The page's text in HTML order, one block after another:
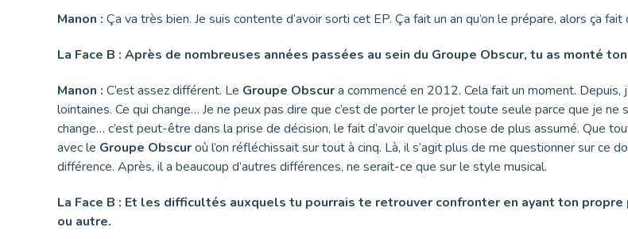
Manon : Ça va très bien. Je suis contente d’avoir sorti cet EP. Ça fait un an qu’on le prépare, alors ça
La Face B : Après de nombreuses années passées au sein du Groupe Obscur, tu as monté
Manon : C’est assez différent. Le Groupe Obscura commencé en 2012. Cela fait un moment. Depuis,
lointaines. Ce qui change… Je ne peux pas dire que c’est de porter le projet toute seule parce que je ne
change… c’est peut-être dans la prise de décision, le fait d’avoir quelque chose de plus assumé. Que
avec le Groupe Obscuroù l’on réfléchissait sur tout à cinq. Là, il s’agit plus de me questionner sur ce
différence. Après, il a beaucoup d’autres différences, ne serait-ce que sur le style musical.
La Face B : Et les difficultés auxquels tu pourrais te retrouver confronter en ayant ton
ou autre.